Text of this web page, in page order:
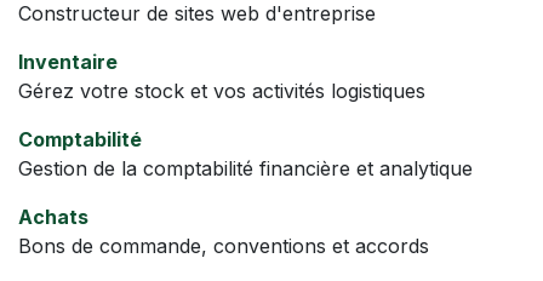
Constructeur de sites web d'entreprise
Inventaire
Gérez votre stock et vos activités logistiques
Comptabilité
Gestion de la comptabilité financière et analytique
Achats
Bons de commande, conventions et accords